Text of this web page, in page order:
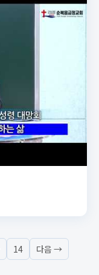
14 다음 →